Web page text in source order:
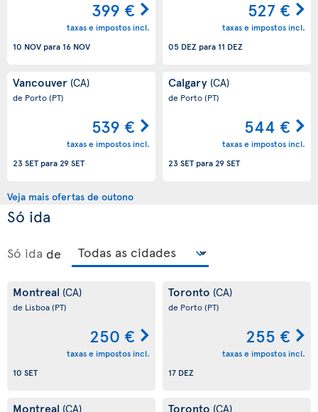
399 €
taxas e impostos incl.
10 NOV para16 NOV
527 €
taxas e impostos incl.
05 DEZ para11 DEZ
Vancouver (CA)
de Porto(PT)
539 €
taxas e impostos incl.
23 SETpara29 SET
Calgary (CA)
de Porto(PT)
544 €
taxas e impostos incl.
23 SETpara29 SET
Veja mais ofertas de outono
Só ida
Só ida de
Montreal (CA)
de Lisboa(PT)
250 €
taxas e impostos incl.
10 SET
Toronto (CA)
de Porto(PT)
255 €
taxas e impostos incl.
17 DEZ
Montreal (CA) Toronto (CA)